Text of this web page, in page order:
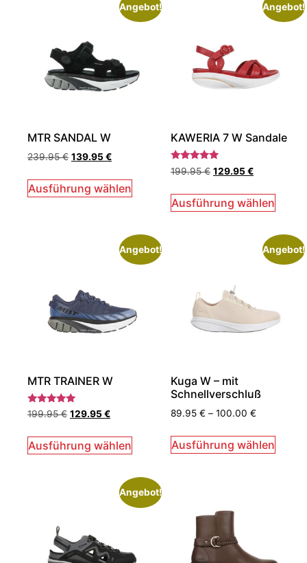
Angebot!
MTR SANDAL W
239.95€ 139.95€
Ausführung wählen
Angebot!
KAWERIA 7 W Sandale
Bewertet
mit
von 5
199.95€ 129.95€
Ausführung wählen
Angebot!
MTR TRAINER W
Bewertet
mit
von 5
199.95€ 129.95€
Ausführung wählen
Angebot!
Kuga W – mit
Schnellverschluß
89.95 € – 100.00 €
Ausführung wählen
Angebot!